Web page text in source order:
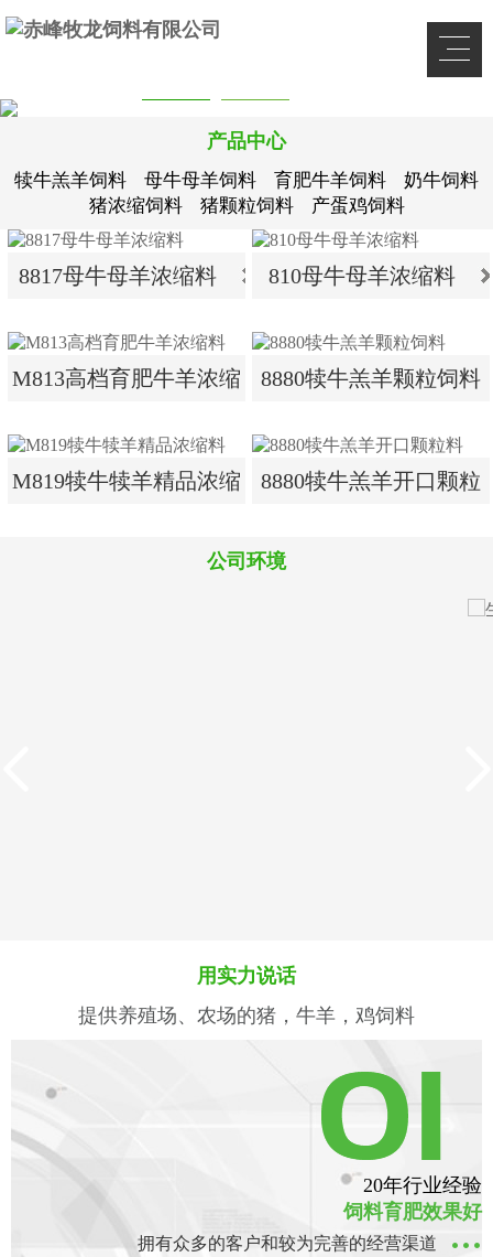
产品中心
犊牛羔羊饲料 母牛母羊饲料 育肥牛羊饲料
奶牛饲料
猪浓缩饲料
猪颗粒饲料 产蛋鸡饲料
8817母牛母羊浓缩料
8817母牛母羊浓缩料
810母牛母羊浓缩料
810母牛母羊浓缩料
M813高档育肥牛羊浓缩
M813高档育肥牛羊浓缩
8880犊牛羔羊颗粒饲料
8880犊牛羔羊颗粒饲料
M819犊牛犊羊精品浓缩
M819犊牛犊羊精品浓缩
8880犊牛羔羊开口颗粒
8880犊牛羔羊开口颗粒
公司环境
用实力说话
提供养殖场、农场的猪，牛羊，鸡饲料
20年行业经验
饲料育肥效果好
拥有众多的客户和较为完善的经营渠道